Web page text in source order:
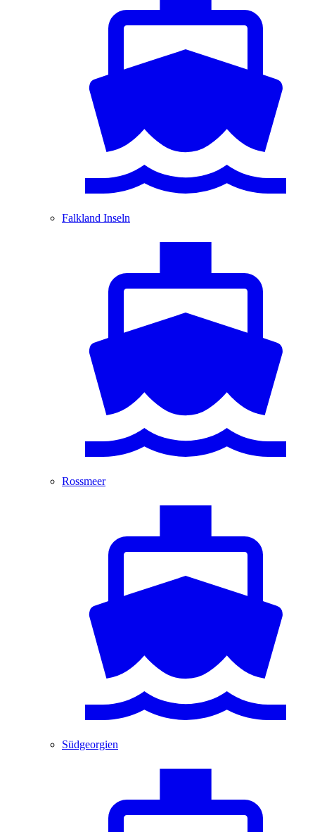
Falkland Inseln
Rossmeer
Südgeorgien